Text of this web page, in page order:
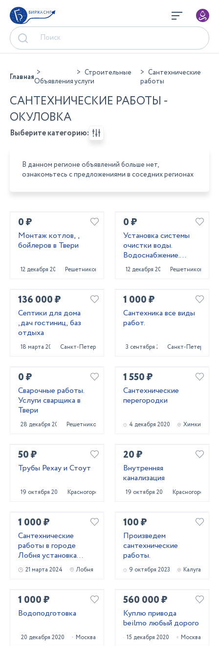
БИРЖА СНГ
ГлавнаяОбъявления
Строительные
услуги
Сантехнические
работы
САНТЕХНИЧЕСКИЕ РАБОТЫ -
ОКУЛОВКА
Выберите категорию:
В данном регионе объявлений больше нет,
ознакомьтесь с предложениями в соседних регионах
0 ₽
Монтаж котлов, ,
бойлеров в Твери
12 декабря 2021 Решетниково
0 ₽
Установка системы
очистки воды.
Водоснабжение.
Осмос
12 декабря 2021 Решетниково
136 000 ₽
Септики для дома
,дач гостиниц, баз
отдыха
18 марта 2024 Санкт-Петербург
1 000 ₽
Сантехника все виды
работ.
3 сентября 2023Санкт-Петербург
0 ₽
Сварочные работы.
Услуги сварщика в
Твери
28 декабря 2020 Решетниково
1 550 ₽
Сантехнические
перегородки
4 декабря 2020 Химки
50 ₽
Трубы Рехау и Стоут
19 октября 2020 Красногорск
20 ₽
Внутренняя
канализация
19 октября 2020 Красногорск
1 000 ₽
Сантехнические
работы в городе
Лобня установка
замена ремонт
21 марта 2024 Лобня
100 ₽
Произведем
сантехнические
работы.
9 октября 2023 Калуга
1 000 ₽
Водоподготовка
20 декабря 2020 Москва
560 000 ₽
Куплю привода
beilmo любый дорого
15 декабря 2020 Москва